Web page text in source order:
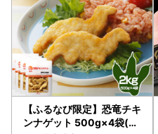
【ふるなび限定】恐竜チキ
ンナゲット 500g×4袋(合